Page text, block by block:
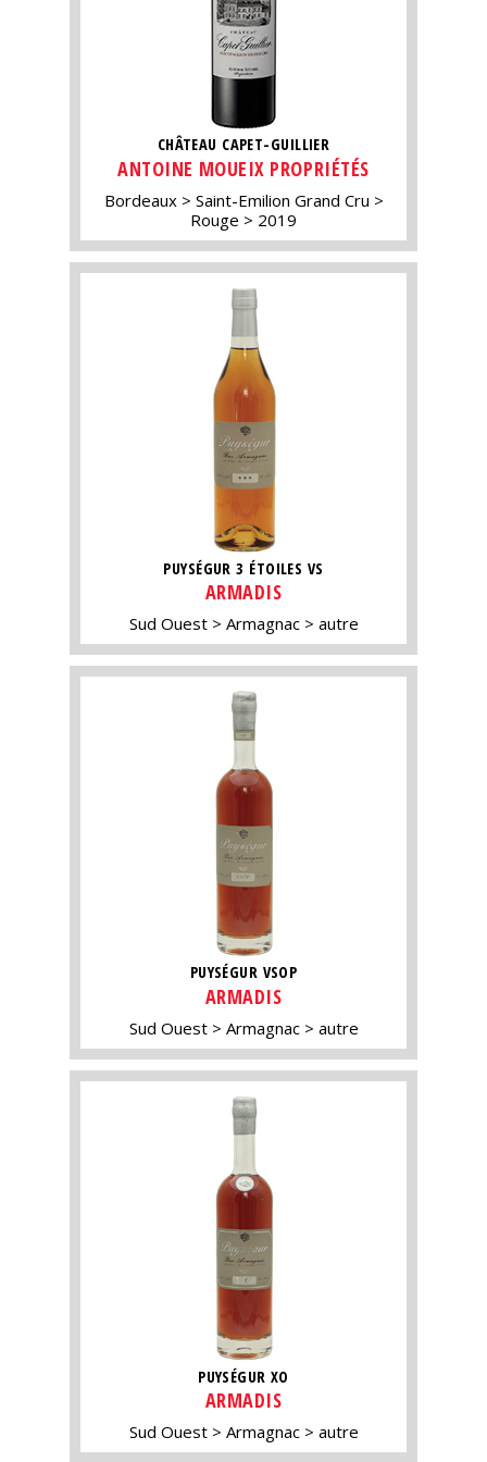
CHÂTEAU CAPET-GUILLIER
ANTOINE MOUEIX PROPRIÉTÉS
Bordeaux
Saint-Emilion Grand Cru
Rouge
2019
PUYSÉGUR 3 ÉTOILES VS
ARMADIS
Sud Ouest Armagnac autre
PUYSÉGUR VSOP
ARMADIS
Sud Ouest Armagnac autre
PUYSÉGUR XO
ARMADIS
Sud Ouest Armagnac autre